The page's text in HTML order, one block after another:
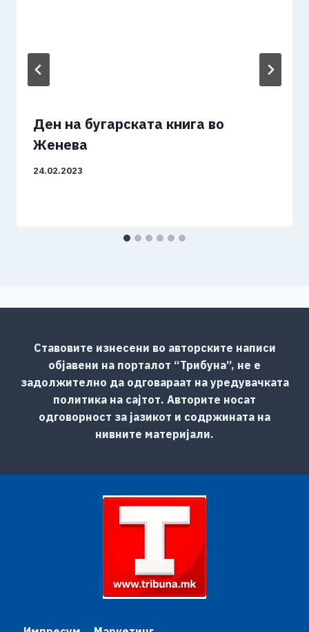
Ден на бугарската книга во
Женева
24.02.2023
Ставовите изнесени во авторските написи
објавени на порталот “Трибуна”, не е
задолжително да одговараат на уредувачката
политика на сајтот. Авторите носат
одговорност за јазикот и содржината на
нивните материјали.